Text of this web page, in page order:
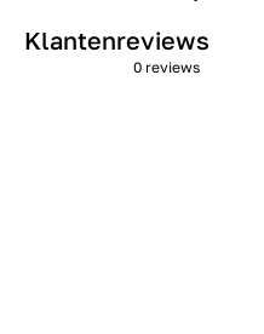
Klantenreviews
0 reviews